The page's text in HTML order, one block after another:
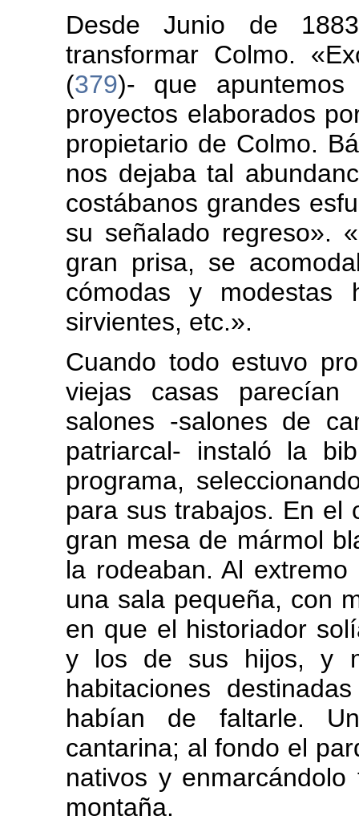
Desde Junio de
transformar Colmo.
(379)- que
proyectos elaborados
propietario de Colmo.
nos dejaba tal
costábanos grandes
su señalado regreso».
gran prisa, se
cómodas y modestas
sirvientes, etc.».
Cuando todo estuvo
viejas casas
salones -salones de
patriarcal- instaló la
programa,
para sus trabajos. En el
gran mesa de mármol
la rodeaban. Al
una sala pequeña, con
en que el historiador
y los de sus hijos, y
habitaciones
habían de faltarle.
cantarina; al fondo el
nativos y
montaña.